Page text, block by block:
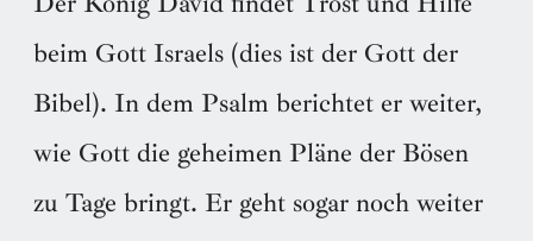
beim Gott Israels (dies ist der Gott der
Bibel). In dem Psalm berichtet er weiter,
wie Gott die geheimen Pläne der Bösen
zu Tage bringt. Er geht sogar noch weiter